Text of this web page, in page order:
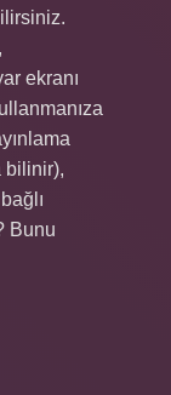
ekranı
bilinir),
Bunu